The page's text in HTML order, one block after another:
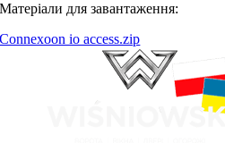
Матеріали для завантаження:
Connexoon io access.zip